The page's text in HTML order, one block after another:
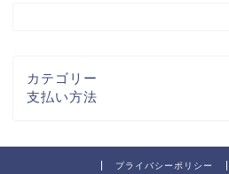
カテゴリー
支払い方法
プライバシーポリシー